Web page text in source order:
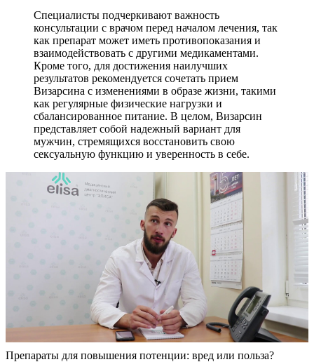
Специалисты подчеркивают важность
консультации с врачом перед началом лечения, так
как препарат может иметь противопоказания и
взаимодействовать с другими медикаментами.
Кроме того, для достижения наилучших
результатов рекомендуется сочетать прием
Визарсина с изменениями в образе жизни, такими
как регулярные физические нагрузки и
сбалансированное питание. В целом, Визарсин
представляет собой надежный вариант для
мужчин, стремящихся восстановить свою
сексуальную функцию и уверенность в себе.
Препараты для повышения потенции: вред или польза?